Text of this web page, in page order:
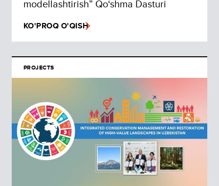
modellashtirish” Qo‘shma Dasturi
KO'PROQ O'QISH
PROJECTS